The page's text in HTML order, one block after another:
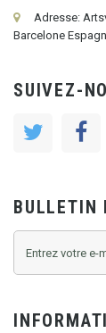
Adresse:
Barcelone
SUIVEZ-
BULLETIN